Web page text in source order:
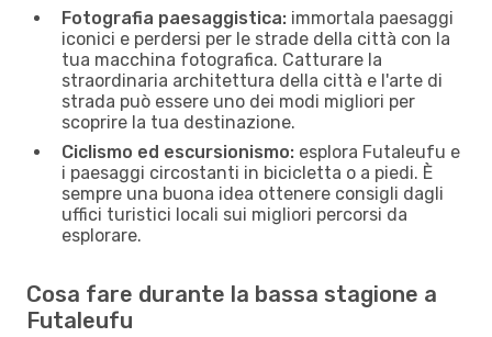
Fotografia paesaggistica: immortala paesaggi
iconici e perdersi per le strade della città con la
tua macchina fotografica. Catturare la
straordinaria architettura della città e l'arte di
strada può essere uno dei modi migliori per
scoprire la tua destinazione.
Ciclismo ed escursionismo: esplora Futaleufu e
i paesaggi circostanti in bicicletta o a piedi. È
sempre una buona idea ottenere consigli dagli
uffici turistici locali sui migliori percorsi da
esplorare.
Cosa fare durante la bassa stagione a
Futaleufu